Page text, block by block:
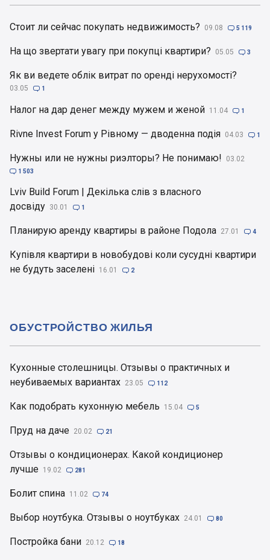
Стоит ли сейчас покупать недвижимость? 09.08  5 119
На що звертати увагу при покупці квартири? 05.05  3
Як ви ведете облік витрат по оренді нерухомості?
03.05  1
Налог на дар денег между мужем и женой 11.04  1
Rivne Invest Forum у Рівному — дводенна подія 04.03  1
Нужны или не нужны риэлторы? Не понимаю! 03.02
 1 503
Lviv Build Forum | Декілька слів з власного
досвіду 30.01  1
Планирую аренду квартиры в районе Подола 27.01  4
Купівля квартири в новобудові коли сусудні квартири
не будуть заселені 16.01  2
Кухонные столешницы. Отзывы о практичных и
неубиваемых вариантах 23.05  112
Как подобрать кухонную мебель 15.04  5
Пруд на даче 20.02  21
Отзывы о кондиционерах. Какой кондиционер
лучше 19.02  281
Болит спина 11.02  74
Выбор ноутбука. Отзывы о ноутбуках 24.01  80
Постройка бани 20.12  18
ОБУСТРОЙСТВО ЖИЛЬЯ